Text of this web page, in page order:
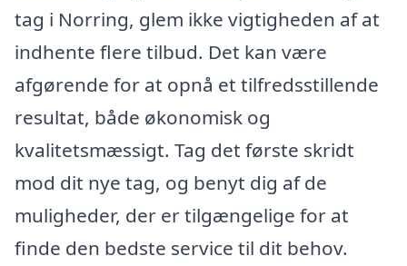
tag i Norring, glem ikke vigtigheden af at
indhente flere tilbud. Det kan være
afgørende for at opnå et tilfredsstillende
resultat, både økonomisk og
kvalitetsmæssigt. Tag det første skridt
mod dit nye tag, og benyt dig af de
muligheder, der er tilgængelige for at
finde den bedste service til dit behov.